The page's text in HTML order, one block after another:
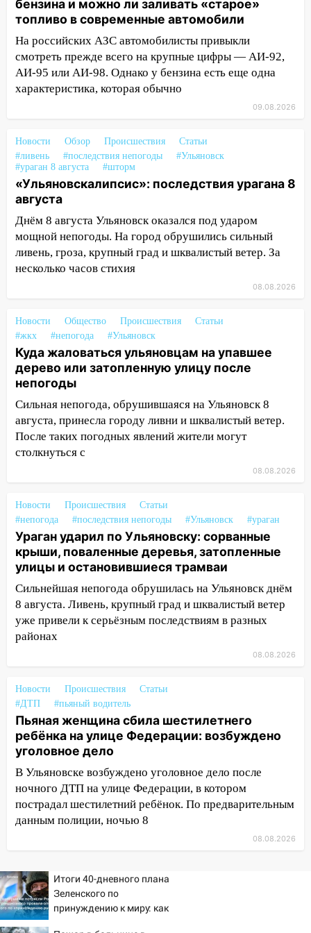
время»
16:17
Мелекесский район первым в
Ульяновской области намолотил более
100 тысяч тонн зерна
15:17 В колледжи и техникумы
Ульяновской области подали более 10
15:04
Фоторепортаж с улиц Ульяновска
после шторма: поваленные деревья и
затопленные улицы
14:28 Ураган вырвал остановку на улице
Деева в Заволжье
14:26 Жители Ульяновска сами
пытаются расчистить ливнёвки, не
дождавшись коммунальщиков
светофор
14:14 Студента из Ульяновска обманули
мошенники под видом преподавателя
14:12 Куда жаловаться ульяновцам на
упавшее дерево или затопленную улицу
после непогоды
13:59 В Новом городе ураганным
13:54
В мэрии Ульяновска рассказали,
как устраняют последствия мощного
шторма
13:49 Стихия продолжает крушить
Ульяновск: дерево рухнуло на дом на
Орджоникидзе
13:47 На Нижней Террасе мощным
ветром вырвало дерево с корнем
Сильный ветер сорвал крышу с
13:35
Непогода продолжает бить по
транспорту: в Ульяновске трамвай
сошёл с рельсов
13:22 Упавшие деревья перекрыли
дороги в Ульяновске: фото
13:17 Непогода в Ульяновске не
закончится сегодня: сильные ливни
сохранятся 9 августа
житель Вешкаймского района похитил у
знакомого 191 тысячу рублей
13:14
Ураган оторвал светофор на
проспекте Филатова в Ульяновске
бензина и можно ли заливать «старое»
топливо в современные автомобили
На российских АЗС автомобилисты привыкли
смотреть прежде всего на крупные цифры — АИ-92,
АИ-95 или АИ-98. Однако у бензина есть еще одна
характеристика, которая обычно
09.08.2026
Новости Обзор Происшествия
Статьи
#ливень
#последствия непогоды
#Ульяновск
#ураган 8 августа
#шторм
«Ульяновскалипсис»: последствия урагана 8
августа
Днём 8 августа Ульяновск оказался под ударом
мощной непогоды. На город обрушились сильный
ливень, гроза, крупный град и шквалистый ветер. За
несколько часов стихия
08.08.2026
Новости Общество Происшествия
Статьи
#жкх
#непогода #Ульяновск
Куда жаловаться ульяновцам на упавшее
дерево или затопленную улицу после
непогоды
Сильная непогода, обрушившаяся на Ульяновск 8
августа, принесла городу ливни и шквалистый ветер.
После таких погодных явлений жители могут
столкнуться с
08.08.2026
Новости Происшествия
Статьи
#непогода
#последствия непогоды #Ульяновск #ураган
Ураган ударил по Ульяновску: сорванные
крыши, поваленные деревья, затопленные
улицы и остановившиеся трамваи
Сильнейшая непогода обрушилась на Ульяновск днём
8 августа. Ливень, крупный град и шквалистый ветер
уже привели к серьёзным последствиям в разных
районах
08.08.2026
Новости Происшествия
Статьи
#ДТП
#пьяный водитель
Пьяная женщина сбила шестилетнего
ребёнка на улице Федерации: возбуждено
уголовное дело
В Ульяновске возбуждено уголовное дело после
ночного ДТП на улице Федерации, в котором
пострадал шестилетний ребёнок. По предварительным
данным полиции, ночью 8
08.08.2026
Итоги 40-дневного плана
Зеленского по
принуждению к миру: как